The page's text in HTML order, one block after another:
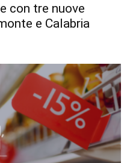
con tre nuove
e Calabria